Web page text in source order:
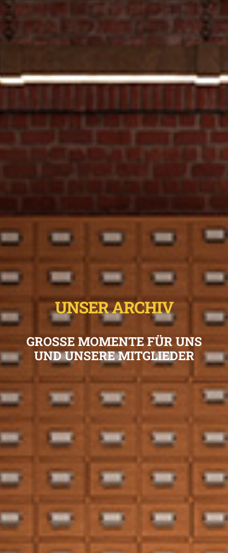
UNSER ARCHIV
GROSSE MOMENTE FÜR UNS
UND UNSERE MITGLIEDER